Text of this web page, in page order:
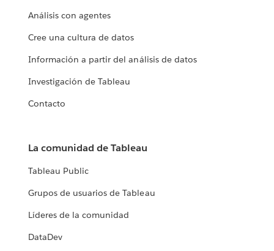
Análisis con agentes
Cree una cultura de datos
Información a partir del análisis de datos
Investigación de Tableau
Contacto
La comunidad de Tableau
Tableau Public
Grupos de usuarios de Tableau
Líderes de la comunidad
DataDev